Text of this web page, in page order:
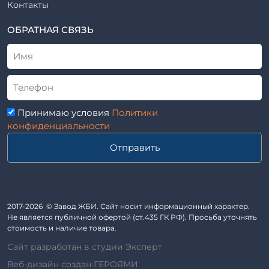
Трубы асбоцементные
Приставки железобетонные (пасынки) Серия 3.407-57 и
ГОСТ 14295-75
Лестничные марши
Автопавильоны
Анкера железобетонные
Балки железобетонные
Блоки железобетонные
Кабины санитарно-технические
Капители колонн
ВСН
ТУ
Альбом
Контакты
ОБРАТНАЯ СВЯЗЬ
Принимаю условия Политики
конфиденциальности
Отправить
2017-2026 © Завод ЖБИ. Сайт носит информационный характер.
Не является публичной офертой (ст.435 ГК РФ). Просьба уточнять
стоимость и наличие товара.
Сайт разработан в студии Эксперт
Веб-дизайн создан ГЕРОЯМИ